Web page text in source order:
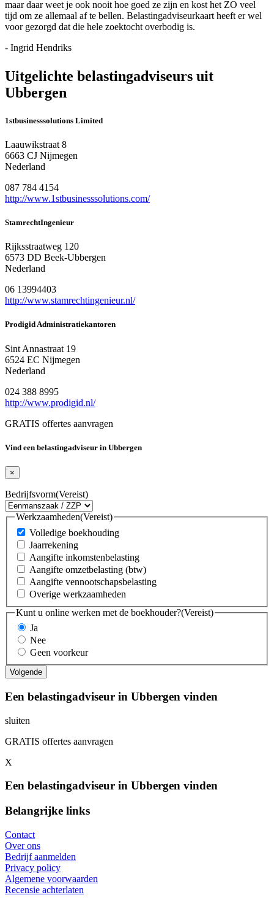
maar daar weet je ook nooit hoe goed ze zijn en kost het ZO veel
tijd om ze allemaal af te bellen. Belastingadviseurkaart heeft er wel
voor gezorgd dat die hele zoektocht overbodig is.
- Ingrid Hendriks
Uitgelichte belastingadviseurs uit
Ubbergen
1stbusinesssolutions Limited
Laauwikstraat 8
6663 CJ Nijmegen
Nederland
087 784 4154
http://www.1stbusinesssolutions.com/
StamrechtIngenieur
Rijksstraatweg 120
6573 DD Beek-Ubbergen
Nederland
06 13994403
http://www.stamrechtingenieur.nl/
Prodigid Administratiekantoren
Sint Annastraat 19
6524 EC Nijmegen
Nederland
024 388 8995
http://www.prodigid.nl/
GRATIS offertes aanvragen
Vind een belastingadviseur in Ubbergen
×
Bedrijfsvorm(Vereist)
Werkzaamheden(Vereist)
Volledige boekhouding
Jaarrekening
Aangifte inkomstenbelasting
Aangifte omzetbelasting (btw)
Aangifte vennootschapsbelasting
Overige werkzaamheden
Kunt u online werken met de boekhouder?(Vereist)
Ja
Nee
Geen voorkeur
Een belastingadviseur in Ubbergen vinden
sluiten
GRATIS offertes aanvragen
X
Een belastingadviseur in Ubbergen vinden
Belangrijke links
Contact
Over ons
Bedrijf aanmelden
Privacy policy
Algemene voorwaarden
Recensie achterlaten